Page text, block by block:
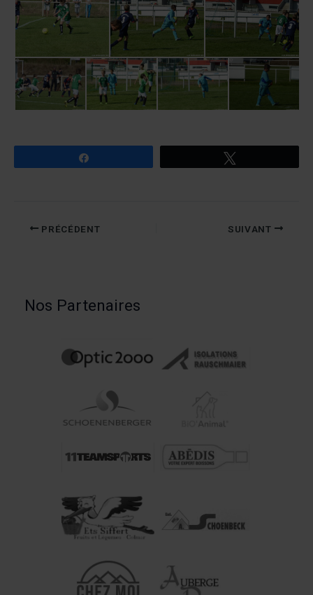
PRÉCÉDENT SUIVANT
Nos Partenaires